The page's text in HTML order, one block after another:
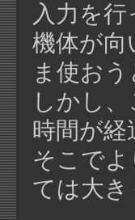
入力を
機体が向
ま使おう
しかし
時間が
そこで
ては大き